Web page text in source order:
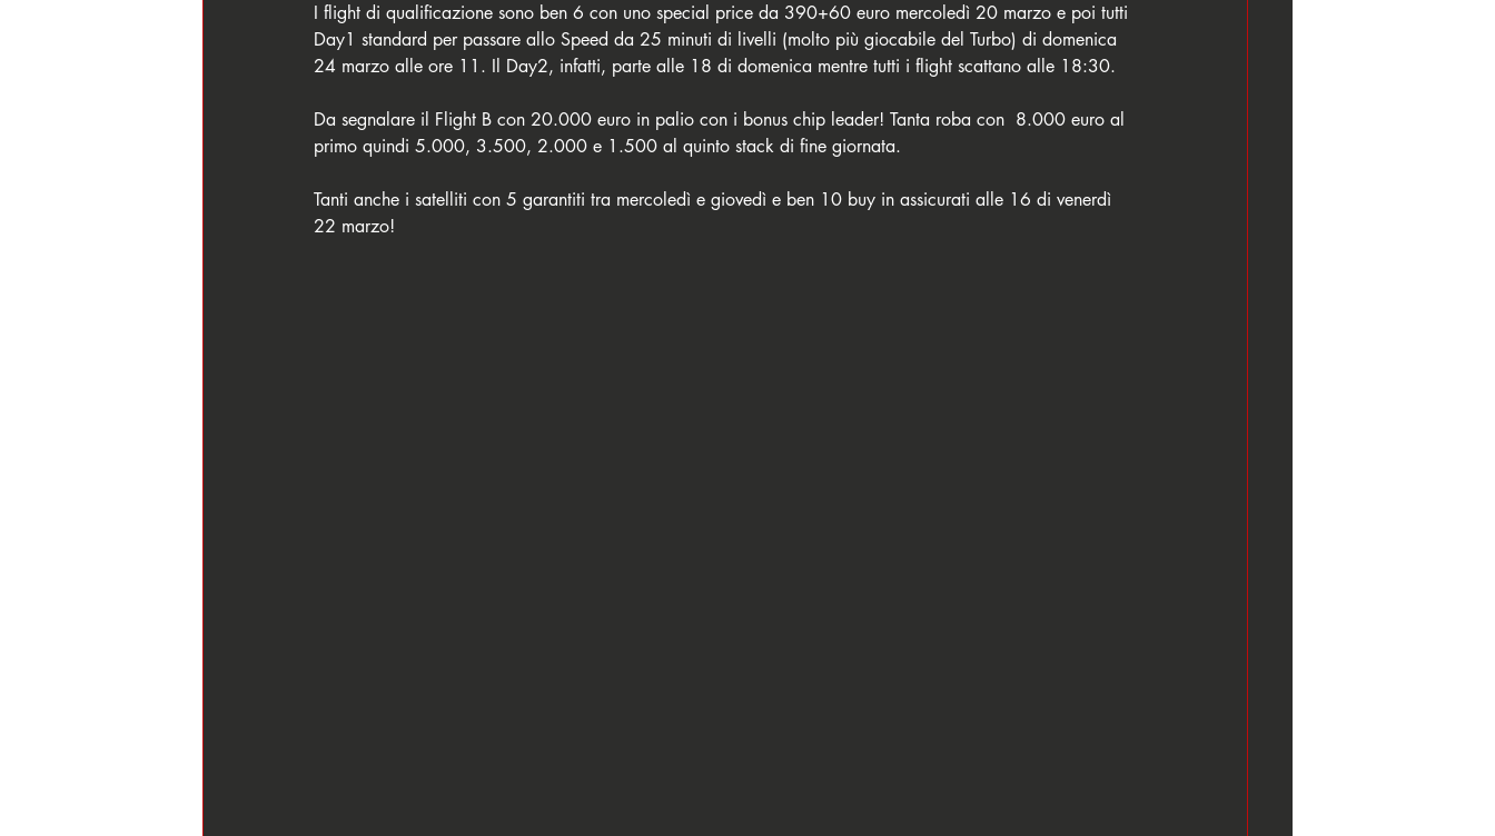
I flight di qualificazione sono ben 6 con uno special price da 390+60 euro mercoledì 20 marzo e poi tutti
Day1 standard per passare allo Speed da 25 minuti di livelli (molto più giocabile del Turbo) di domenica
24 marzo alle ore 11. Il Day2, infatti, parte alle 18 di domenica mentre tutti i flight scattano alle 18:30.
Da segnalare il Flight B con 20.000 euro in palio con i bonus chip leader! Tanta roba con  8.000 euro al
primo quindi 5.000, 3.500, 2.000 e 1.500 al quinto stack di fine giornata.
Tanti anche i satelliti con 5 garantiti tra mercoledì e giovedì e ben 10 buy in assicurati alle 16 di venerdì
22 marzo!